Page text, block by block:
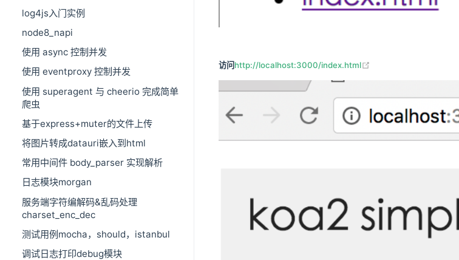
log4js入门实例
node8_napi
使用 async 控制并发
使用 eventproxy 控制并发
使用 superagent 与 cheerio 完成简单
爬虫
基于express+muter的文件上传
将图片转成datauri嵌入到html
常用中间件 body_parser 实现解析
日志模块morgan
服务端字符编解码&乱码处理
charset_enc_dec
测试用例mocha，should，istanbul
调试日志打印debug模块
访问http://localhost:3000/index.html